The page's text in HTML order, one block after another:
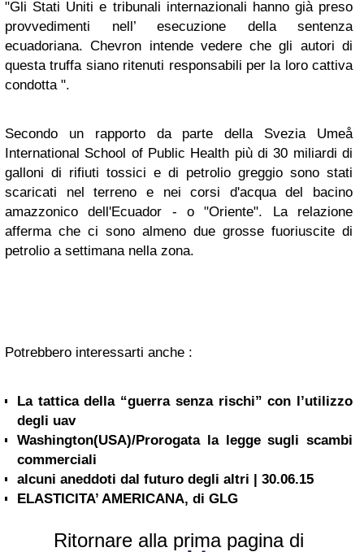
"Gli Stati Uniti e tribunali internazionali hanno già preso
provvedimenti nell’ esecuzione della sentenza
ecuadoriana. Chevron intende vedere che gli autori di
questa truffa siano ritenuti responsabili per la loro cattiva
condotta ".
Secondo un rapporto da parte della Svezia Umeå
International School of Public Health più di 30 miliardi di
galloni di rifiuti tossici e di petrolio greggio sono stati
scaricati nel terreno e nei corsi d'acqua del bacino
amazzonico dell'Ecuador - o "Oriente". La relazione
afferma che ci sono almeno due grosse fuoriuscite di
petrolio a settimana nella zona.
Potrebbero interessarti anche :
La tattica della “guerra senza rischi” con l’utilizzo
degli uav
Washington(USA)/Prorogata la legge sugli scambi
commerciali
alcuni aneddoti dal futuro degli altri | 30.06.15
ELASTICITA’ AMERICANA, di GLG
Ritornare alla prima pagina di